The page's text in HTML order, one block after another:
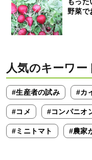
野菜で
人気のキーワー
#生産者の試み #カ
#コメ #コンパニオ
#ミニトマト #農家